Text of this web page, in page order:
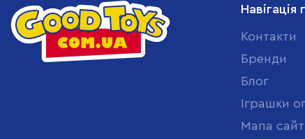
Навігація
Контакти
Бренди
Блог
Іграшки
Мапа